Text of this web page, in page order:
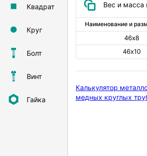
Квадрат
Круг
Болт
Винт
Гайка
Вес и
Наименование и
46х8
46х10
Калькулятор
медных круглых